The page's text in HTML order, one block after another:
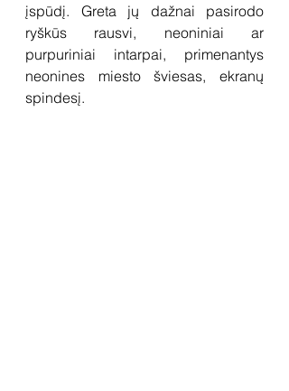
įspūdį. Greta jų dažnai pasirodo
ryškūs rausvi, neoniniai ar
purpuriniai intarpai, primenantys
neonines miesto šviesas, ekranų
spindesį.